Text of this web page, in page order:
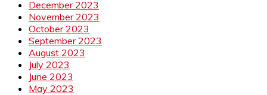
December 2023
November 2023
October 2023
September 2023
August 2023
July 2023
June 2023
May 2023